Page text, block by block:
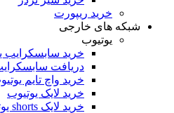
خرید ریپورت
شبکه های خارجی
یوتیوب
خرید سابسکرایب
دریافت
خرید واچ تایم
خرید لایک یوتیوب
خرید لایک shorts یوتیوب